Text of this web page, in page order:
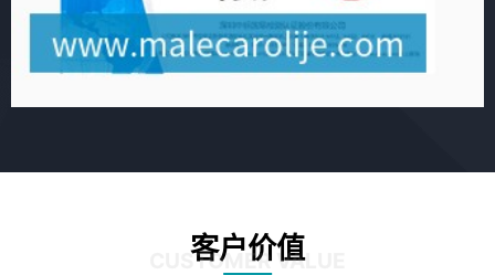
客户价值
CUSTOMER VALUE